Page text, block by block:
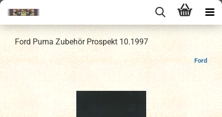
Ford Puma Zubehör Prospekt 10.1997
Ford